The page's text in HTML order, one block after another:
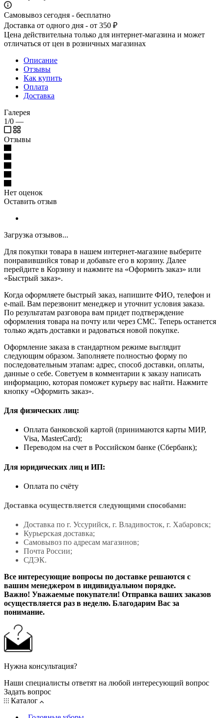
Самовывоз сегодня - бесплатно
Доставка от одного дня - от 350 ₽
Цена действительна только для интернет-магазина и может
отличаться от цен в розничных магазинах
Описание
Отзывы
Как купить
Оплата
Доставка
Галерея
1/0 —
Отзывы
Нет оценок
Оставить отзыв
Загрузка отзывов...
Для покупки товара в нашем интернет-магазине выберите
понравившийся товар и добавьте его в корзину. Далее
перейдите в Корзину и нажмите на «Оформить заказ» или
«Быстрый заказ».
Когда оформляете быстрый заказ, напишите ФИО, телефон и
e-mail. Вам перезвонит менеджер и уточнит условия заказа.
По результатам разговора вам придет подтверждение
оформления товара на почту или через СМС. Теперь останется
только ждать доставки и радоваться новой покупке.
Оформление заказа в стандартном режиме выглядит
следующим образом. Заполняете полностью форму по
последовательным этапам: адрес, способ доставки, оплаты,
данные о себе. Советуем в комментарии к заказу написать
информацию, которая поможет курьеру вас найти. Нажмите
кнопку «Оформить заказ».
Для физических лиц:
Оплата банковской картой (принимаются карты МИР,
Visa, MasterCard);
Переводом на счет в Российском банке (Сбербанк);
Для юридических лиц и ИП:
Оплата по счёту
Доставка осуществляется следующими способами:
Доставка по г. Уссурийск, г. Владивосток, г. Хабаровск;
Курьерская доставка;
Самовывоз по адресам магазинов;
Почта России;
СДЭК.
Все интересующие вопросы по доставке решаются с
вашим менеджером в индивидуальном порядке.
Важно! Уважаемые покупатели! Отправка ваших заказов
осуществляется раз в неделю. Благодарим Вас за
понимание.
Нужна консультация?
Наши специалисты ответят на любой интересующий вопрос
Задать вопрос
Каталог